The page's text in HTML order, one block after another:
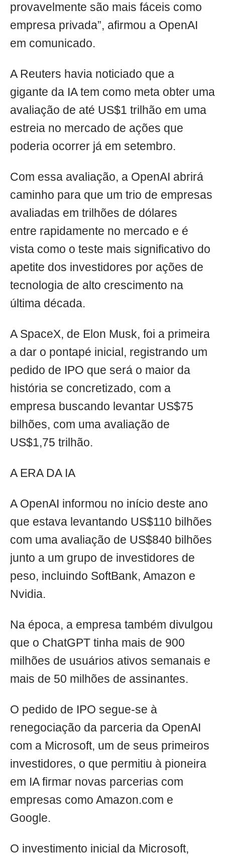
provavelmente são mais fáceis como
empresa privada”, afirmou a OpenAI
em comunicado.
A Reuters havia noticiado que a
gigante da IA tem como meta obter uma
avaliação de até US$1 trilhão em uma
estreia no mercado de ações que
poderia ocorrer já em setembro.
Com essa avaliação, a OpenAI abrirá
caminho para que um trio de empresas
avaliadas em trilhões de dólares
entre rapidamente no mercado e é
vista como o teste mais significativo do
apetite dos investidores por ações de
tecnologia de alto crescimento na
última década.
A SpaceX, de Elon Musk, foi a primeira
a dar o pontapé inicial, registrando um
pedido de IPO que será o maior da
história se concretizado, com a
empresa buscando levantar US$75
bilhões, com uma avaliação de
US$1,75 trilhão.
A ERA DA IA
A OpenAI informou no início deste ano
que estava levantando US$110 bilhões
com uma avaliação de US$840 bilhões
junto a um grupo de investidores de
peso, incluindo SoftBank, Amazon e
Nvidia.
Na época, a empresa também divulgou
que o ChatGPT tinha mais de 900
milhões de usuários ativos semanais e
mais de 50 milhões de assinantes.
O pedido de IPO segue-se à
renegociação da parceria da OpenAI
com a Microsoft, um de seus primeiros
investidores, o que permitiu à pioneira
em IA firmar novas parcerias com
empresas como Amazon.com e
Google.
O investimento inicial da Microsoft,